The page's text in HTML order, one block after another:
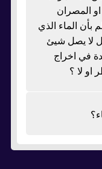
المصران
بأن الماء الذي
لا يصل شيئ
في اخراج
او لا ؟